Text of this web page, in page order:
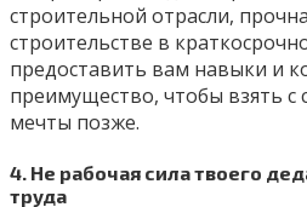
строительной отрасли,
строительстве в
предоставить вам навыки и
преимущество, чтобы взять с
мечты позже.
4. Не рабочая сила твоего
труда